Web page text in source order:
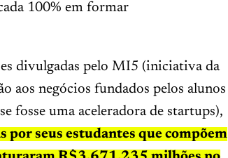
100% em formar
divulgadas pelo MI5 (iniciativa da
aos negócios fundados pelos alunos
fosse uma aceleradora de startups),
por seus estudantes que compõem